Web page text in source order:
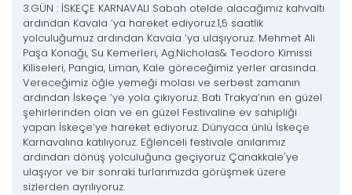
3.GÜN : İSKEÇE KARNAVALI Sabah otelde alacağımız kahvaltı
ardından Kavala ’ya hareket ediyoruz.1,5 saatlik
yolculuğumuz ardından Kavala ’ya ulaşıyoruz. Mehmet Ali
Paşa Konağı, Su Kemerleri, Ag.Nicholas& Teodoro Kimissi
Kiliseleri, Pangia, Liman, Kale göreceğimiz yerler arasında.
Vereceğimiz öğle yemeği molası ve serbest zamanın
ardından İskeçe ’ye yola çıkıyoruz. Batı Trakya’nın en güzel
şehirlerinden olan ve en güzel Festivaline ev sahipliği
yapan İskeçe’ye hareket ediyoruz. Dünyaca ünlü İskeçe
Karnavalına katılıyoruz. Eğlenceli festivale anılarımız
ardından dönüş yolculuğuna geçiyoruz Çanakkale'ye
ulaşıyor ve bir sonraki turlarımızda görüşmek üzere
sizlerden ayrılıyoruz.